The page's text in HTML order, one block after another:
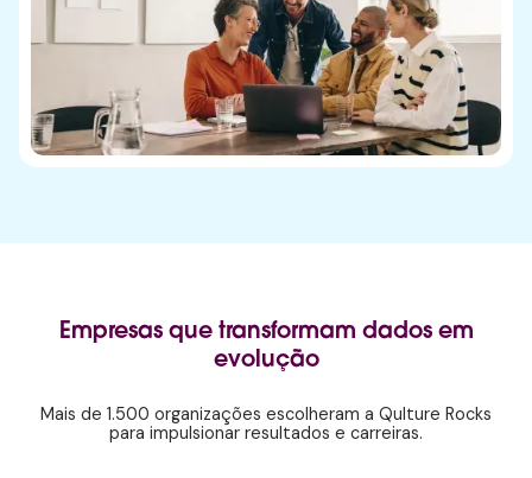
Empresas que transformam dados em
evolução
Mais de 1.500 organizações escolheram a Qulture Rocks
para impulsionar resultados e carreiras.